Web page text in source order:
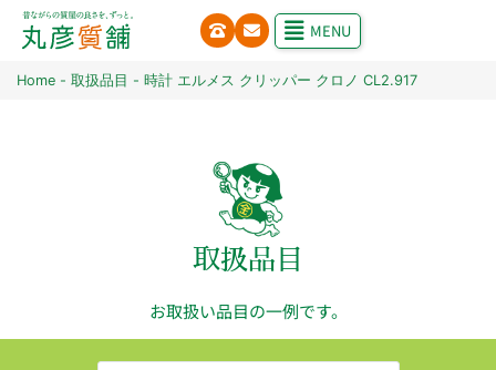
MENU
Home - 取扱品目 - 時計 エルメス クリッパー クロノ CL2.917
取扱品目
お取扱い品目の一例です。